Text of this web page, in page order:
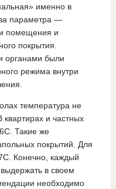
именно в
параметра —
помещения и
покрытия.
органами были
режима внутри
температура не
и частных
Такие же
покрытий. Для
Конечно, каждый
в своем
необходимо